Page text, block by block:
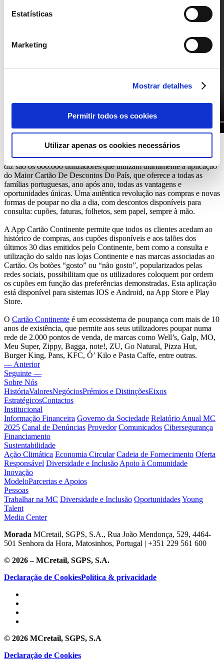
Estatísticas
Marketing
Mostrar detalhes
Permitir todos os cookies
Utilizar apenas os cookies necessários
Não usar a App Cartão Continente parece coisa do passado, quem o
diz são os 600.000 utilizadores que utilizam diariamente a aplicação
do Maior Cartão De Descontos Do País, que oferece a todas as
famílias portuguesas, ano após ano, todas as vantagens e
oportunidades únicas. Uma autêntica revolução nas compras e novas
formas de poupar no dia a dia, com descontos disponíveis para
consulta: cupões, faturas, folhetos, sem papel, sempre à mão.
A App Cartão Continente permite que todos os clientes acedam ao
histórico de compras, aos cupões disponíveis e aos talões dos
últimos 30 dias emitidos pelo Continente, bem como a consulta e
utilização do saldo nas lojas Continente e nas marcas associadas ao
Cartão. Os botões “gosto” ou “não gosto”, popularizados pelas
redes sociais, possibilitam que os utilizadores coloquem por ordem
os cupões em função das preferências demonstradas. Esta aplicação
está disponível para sistemas IOS e Android, na App Store e Play
Store.
O Cartão Continente é um ecossistema de poupança com mais de 10
anos de existência, que permite aos seus utilizadores poupar numa
rede de 2.000 pontos de venda, de marcas como Well’s, Galp, MO,
Meu Super, Zippy, Bagga, note!, ZU, Go Natural, Pizza Hut,
Burger King, Pans, KFC, Ó’ Kilo e Pasta Caffe, entre outras.
— Anterior
Seguinte —
Sobre Nós
HistóriaValoresNegóciosPrémios e DistinçõesEixos
EstratégicosContactos
Institucional
Informação Financeira Governo da Sociedade Relatório Anual MC
2025 Canal de Denúncias Provedor Comunicados Cibersegurança
Financiamento
Sustentabilidade
Ação Climática Economia Circular Cadeia de Fornecimento Oferta
Responsável Diversidade e Inclusão Apoio à Comunidade
Inovação
ModeloParcerias e Apoios
Pessoas
Trabalhar na MC Diversidade e Inclusão OportunidadesYoung
Talent
Media Center
Morada MCretail, SGPS, S.A., Rua João Mendonça, 529, 4464-
501 Senhora da Hora, Matosinhos, Portugal | +351 229 561 600
© 2026 – MCretail, SGPS, S.A.
Declaração de CookiesPolítica & privacidade
© 2026 MCretail, SGPS, S.A
Declaração de Cookies